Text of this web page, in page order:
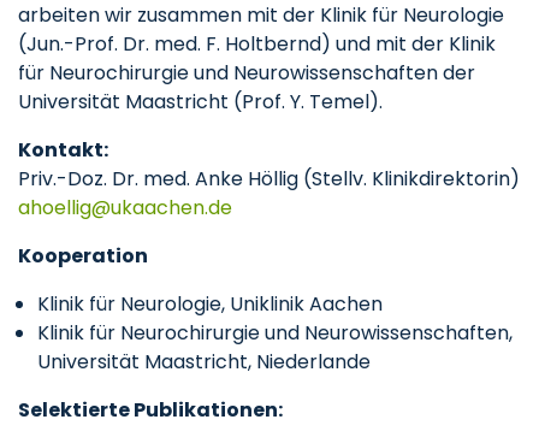
arbeiten wir zusammen mit der Klinik für Neurologie
(Jun.-Prof. Dr. med. F. Holtbernd) und mit der Klinik
für Neurochirurgie und Neurowissenschaften der
Universität Maastricht (Prof. Y. Temel).
Kontakt:
Priv.-Doz. Dr. med. Anke Höllig (Stellv. Klinikdirektorin)
ahoellig
ukaachende
Kooperation
Klinik für Neurologie, Uniklinik Aachen
Klinik für Neurochirurgie und Neurowissenschaften,
Universität Maastricht, Niederlande
Selektierte Publikationen: